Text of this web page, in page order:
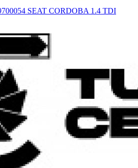
SEAT CORDOBA 1.4 TDI